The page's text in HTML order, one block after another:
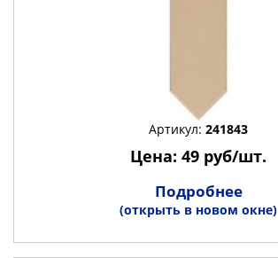
Артикул: 241843
Цена: 49 руб/шт.
Подробнее
(открыть в новом окне)